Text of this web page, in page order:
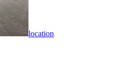
location